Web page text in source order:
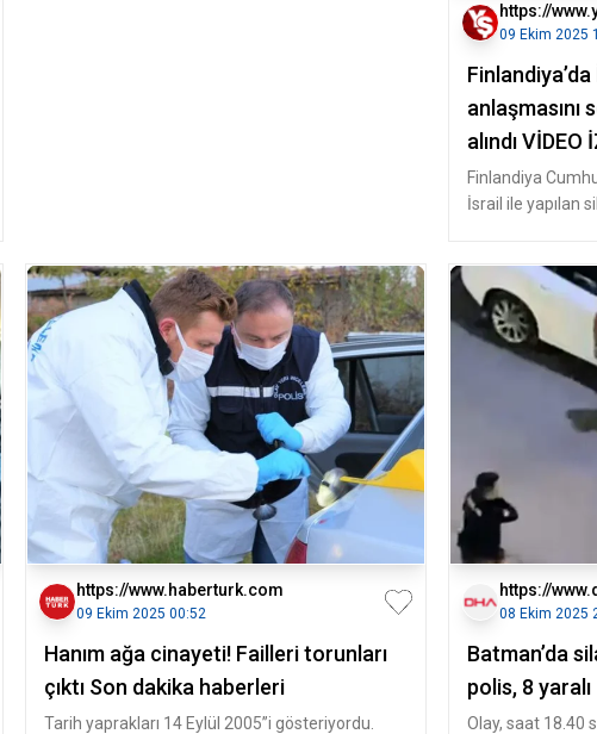
https://
09 Ekim 2025
alındı VİDEO
Finlandiya
İsrail ile yapılan
https://www.haberturk.com
09 Ekim 2025 00:52
Hanım ağa cinayeti! Failleri torunları
çıktı Son dakika haberleri
Tarih yaprakları 14 Eylül 2005”i gösteriyordu.
https://
08 Ekim 2025
Batman’da
polis, 8 yaralı
Olay, saat 18.40